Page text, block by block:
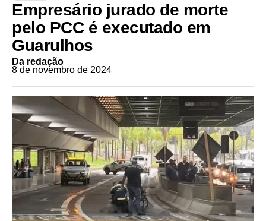
Empresário jurado de morte
pelo PCC é executado em
Guarulhos
Da redação
8 de novembro de 2024